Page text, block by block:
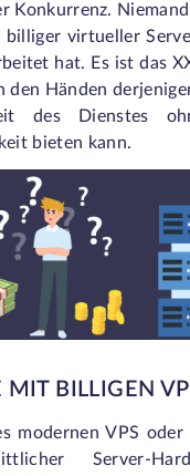
Konkurrenz.
virtueller
hat. Es ist das
Händen
des Dienstes
bieten kann.
MIT BILLIGEN
modernen VPS oder
Server-